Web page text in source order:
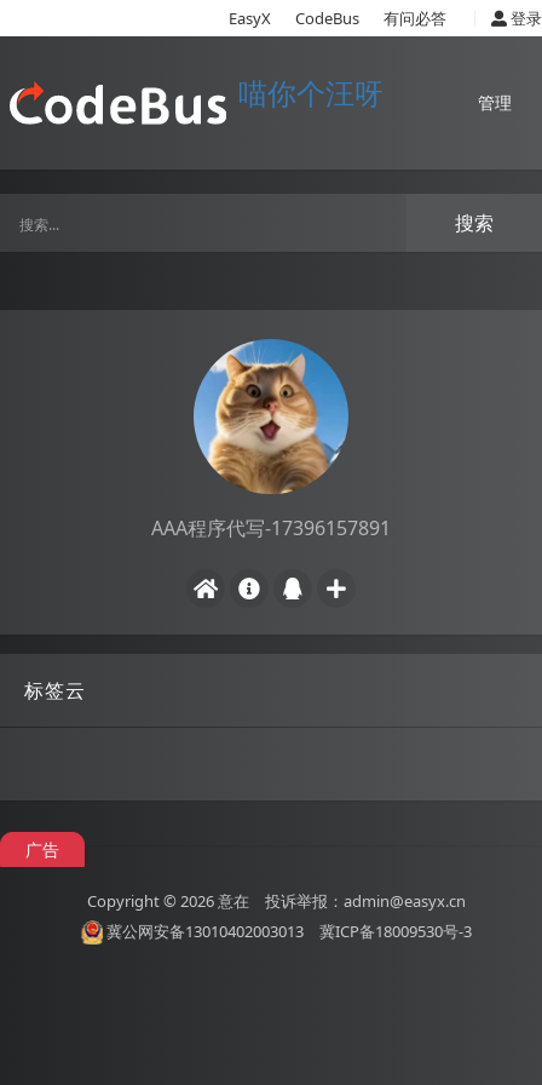
EasyX CodeBus 有问必答 登录
喵你个汪呀 管理
AAA程序代写-17396157891
搜索
标签云
广告
Copyright © 2026意在 投诉举报：admin@easyx.cn
冀公网安备13010402003013
冀ICP备18009530号-3